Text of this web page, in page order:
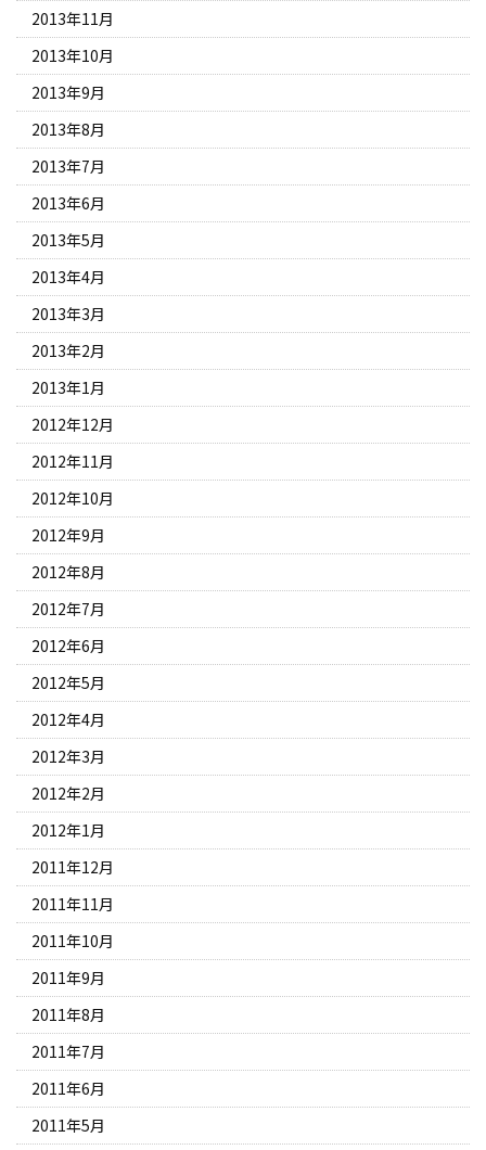
2013年11月
2013年10月
2013年9月
2013年8月
2013年7月
2013年6月
2013年5月
2013年4月
2013年3月
2013年2月
2013年1月
2012年12月
2012年11月
2012年10月
2012年9月
2012年8月
2012年7月
2012年6月
2012年5月
2012年4月
2012年3月
2012年2月
2012年1月
2011年12月
2011年11月
2011年10月
2011年9月
2011年8月
2011年7月
2011年6月
2011年5月